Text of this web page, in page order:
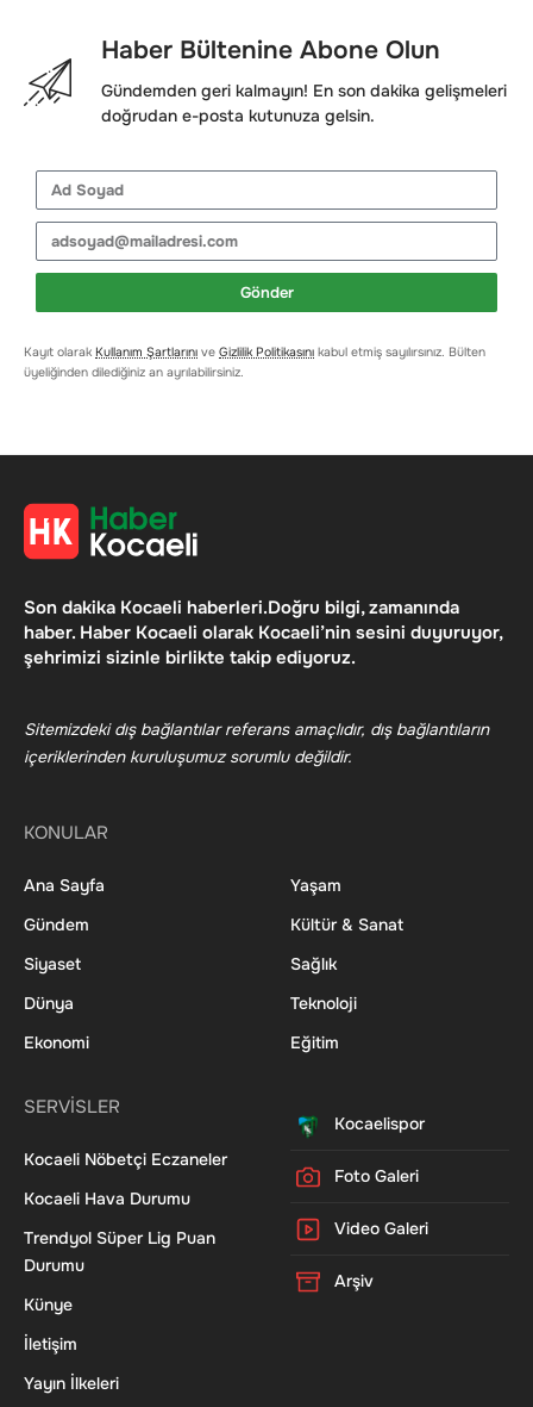
Haber Bültenine Abone Olun
Gündemden geri kalmayın! En son dakika gelişmeleri
doğrudan e-posta kutunuza gelsin.
Gönder
Kayıt olarak Kullanım Şartlarını ve Gizlilik Politikasını kabul etmiş sayılırsınız. Bülten
üyeliğinden dilediğiniz an ayrılabilirsiniz.
Son dakika Kocaeli haberleri.Doğru bilgi, zamanında
haber. Haber Kocaeli olarak Kocaeli’nin sesini duyuruyor,
şehrimizi sizinle birlikte takip ediyoruz.
Sitemizdeki dış bağlantılar referans amaçlıdır, dış bağlantıların
içeriklerinden kuruluşumuz sorumlu değildir.
KONULAR
Ana Sayfa
Gündem
Siyaset
Dünya
Ekonomi
Yaşam
Kültür & Sanat
Sağlık
Teknoloji
Eğitim
SERVİSLER
Kocaeli Nöbetçi Eczaneler
Kocaeli Hava Durumu
Trendyol Süper Lig Puan
Durumu
Künye
İletişim
Yayın İlkeleri
Kocaelispor
Foto Galeri
Video Galeri
Arşiv